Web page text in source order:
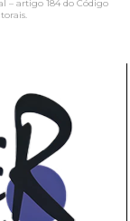
– artigo 184 do Código
.